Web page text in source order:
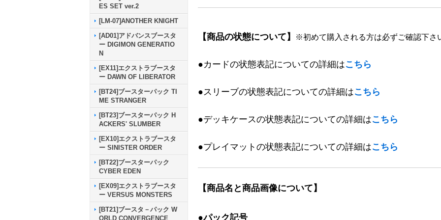
ES SET ver.2
[LM-07]ANOTHER KNIGHT
[AD01]アドバンスブースタ
ー DIGIMON GENERATIO
N
[EX11]エクストラブースタ
ー DAWN OF LIBERATOR
[BT24]ブースターパック TI
ME STRANGER
[BT23]ブースターパック H
ACKERS' SLUMBER
[EX10]エクストラブースタ
ー SINISTER ORDER
[BT22]ブースターパック
CYBER EDEN
[EX09]エクストラブースタ
ー VERSUS MONSTERS
[BT21]ブースタ－パック W
ORLD CONVERGENCE
【商品の状態について】 ※初めて購入される方は必ずご確認下さ
●カードの状態表記についての詳細はこちら
●スリーブの状態表記についての詳細はこちら
●デッキケースの状態表記についての詳細はこちら
●プレイマットの状態表記についての詳細はこちら
【商品名と商品画像について】
●パック記号